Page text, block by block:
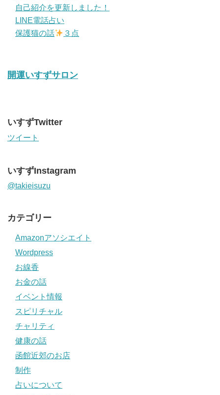
自己紹介を更新しました！
LINE電話占い
保護猫の話
３点
開運いすずサロン
いすずTwitter
ツイート
いすずInstagram
@takieisuzu
カテゴリー
Amazonアソシエイト
Wordpress
お線香
お金の話
イベント情報
スピリチャル
チャリティ
健康の話
函館近郊のお店
制作
占いについて